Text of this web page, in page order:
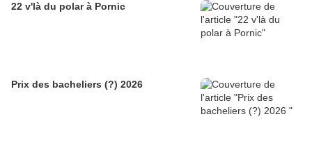
22 v'là du polar à Pornic
Prix des bacheliers (?) 2026